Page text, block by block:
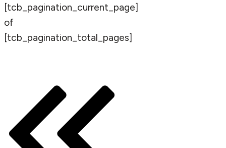
[tcb_pagination_current_page]
of
[tcb_pagination_total_pages]